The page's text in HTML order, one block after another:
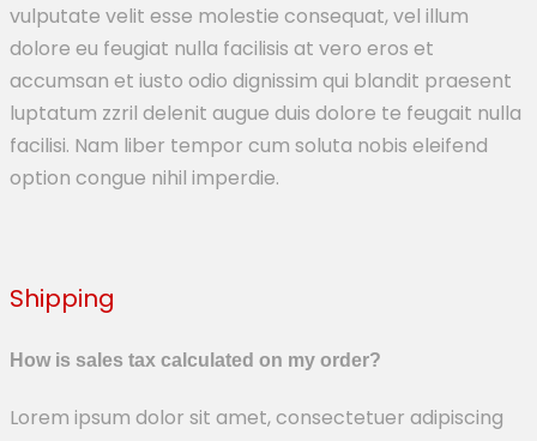
vulputate velit esse molestie consequat, vel illum
dolore eu feugiat nulla facilisis at vero eros et
accumsan et iusto odio dignissim qui blandit praesent
luptatum zzril delenit augue duis dolore te feugait nulla
facilisi. Nam liber tempor cum soluta nobis eleifend
option congue nihil imperdie.
Shipping
How is sales tax calculated on my order?
Lorem ipsum dolor sit amet, consectetuer adipiscing